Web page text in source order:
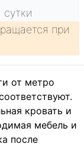
при
от метро
кровать и
мебель и
после